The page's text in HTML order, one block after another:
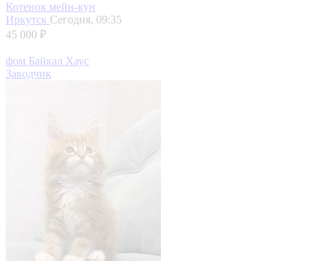
Котенок мейн-кун
Иркутск Сегодня, 09:35
45 000 ₽
фом Байкал Хаус
Заводчик